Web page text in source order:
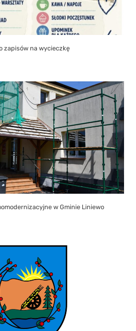
zapisów na wycieczkę
w Gminie Liniewo